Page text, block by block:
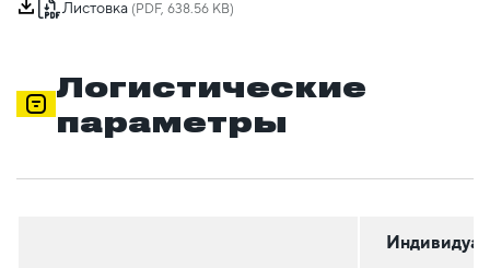
Листовка (PDF, 638.56 KB)
Логистические
параметры